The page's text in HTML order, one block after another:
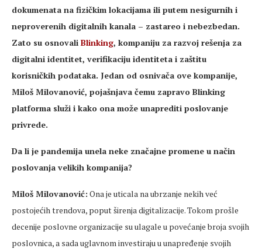
dokumenata na fizičkim lokacijama ili putem nesigurnih i
neproverenih digitalnih kanala – zastareo i nebezbedan.
Zato su osnovali Blinking, kompaniju za razvoj rešenja za
digitalni identitet, verifikaciju identiteta i zaštitu
korisničkih podataka. Jedan od osnivača ove kompanije,
Miloš Milovanović, pojašnjava čemu zapravo Blinking
platforma služi i kako ona može unaprediti poslovanje
privrede.
Da li je pandemija unela neke značajne promene u način
poslovanja velikih kompanija?
Miloš Milovanović: Ona je uticala na ubrzanje nekih već
postojećih trendova, poput širenja digitalizacije. Tokom prošle
decenije poslovne organizacije su ulagale u povećanje broja svojih
poslovnica, a sada uglavnom investiraju u unapređenje svojih